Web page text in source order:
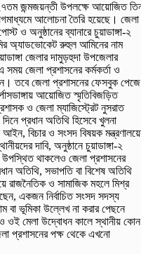
জন্মজয়ন্তী উপলক্ষে আয়োজিত
আলোচনা তৈরি হয়েছে। জেলা
ও অনুষ্ঠানের ব্যানারে চুয়াডাঙ্গা-২
অ্যাডভোকেট রুহুল আমিনের নাম
জেলার দামুড়হুদা উপজেলার
সময় জেলা প্রশাসনের কর্মকর্তা ও
তবে জেলা প্রশাসনের ফেসবুক পেজে
আয়োজিত স্মৃতিবিজড়িত
ও জেলা ম্যাজিস্ট্রেট নুসরাত
প্রধান অতিথি হিসেবে খুলনা
আইন, বিচার ও সংসদ বিষয়ক
দাবি, অনুষ্ঠানে চুয়াডাঙ্গা-২
থাকলেও জেলা প্রশাসনের
অতিথি, সভাপতি বা বিশেষ অতিথি
রাজনৈতিক ও সামাজিক মহলে মিশ্র
একজন নির্বাচিত সংসদ সদস্য
বা ভূমিকা উল্লেখ না করার পেছনে
ওই মেলা উদ্বোধন কালে স্থানীয় কোন
প্রশাসনের পক্ষ থেকে এখনো